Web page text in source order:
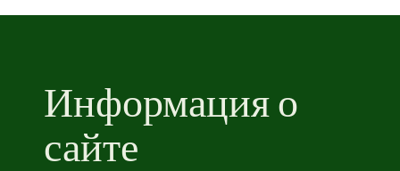
Информация о
сайте